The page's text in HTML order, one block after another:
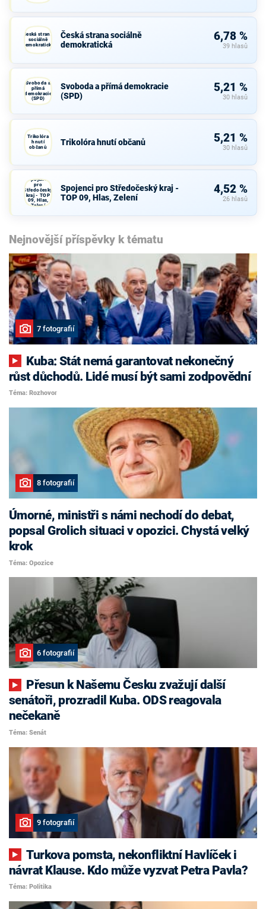
Česká strana
sociálně
demokratická
Česká strana sociálně
demokratická
6,78 %
39 hlasů
Svoboda a
přímá
demokracie
(SPD)
Svoboda a přímá demokracie
(SPD)
5,21 %
30 hlasů
Trikolóra
hnutí
občanů
Trikolóra hnutí občanů 5,21 %
30 hlasů
Spojenci
pro
Středočeský
kraj - TOP
09, Hlas,
Zelení
Spojenci pro Středočeský kraj -
TOP 09, Hlas, Zelení
4,52 %
26 hlasů
Nejnovější příspěvky k tématu
7 fotografií
růst důchodů. Lidé musí být sami zodpovědní
Téma: Rozhovor
8 fotografií
Úmorné, ministři s námi nechodí do debat,
popsal Grolich situaci v opozici. Chystá velký
krok
Téma: Opozice
6 fotografií
senátoři, prozradil Kuba. ODS reagovala
nečekaně
Téma: Senát
9 fotografií
Turkova pomsta, nekonfliktní Havlíček i
návrat Klause. Kdo může vyzvat Petra Pavla?
Téma: Politika